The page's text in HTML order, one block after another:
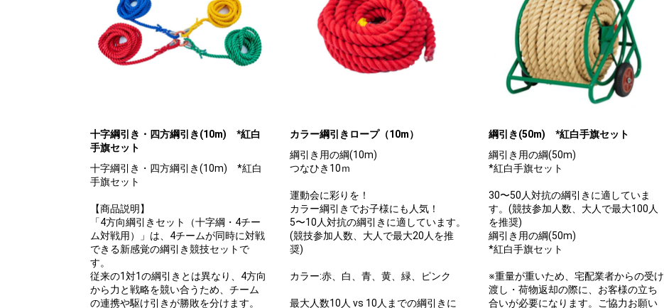
十字綱引き・四方綱引き(10m) *紅白
手旗セット
十字綱引き・四方綱引き(10m) *紅白
手旗セット
【商品説明】
「4方向綱引きセット（十字綱・4チー
ム対戦用）」は、4チームが同時に対戦
できる新感覚の綱引き競技セットで
す。
従来の1対1の綱引きとは異なり、4方向
から力と戦略を競い合うため、チーム
の連携や駆け引きが勝敗を分けます。
カラー綱引きロープ（10m）
綱引き用の綱(10m)
つなひき10ｍ
運動会に彩りを！
カラー綱引きでお子様にも人気！
5〜10人対抗の綱引きに適しています。
(競技参加人数、大人で最大20人を推
奨)
カラー:赤、白、青、黄、緑、ピンク
最大人数10人 vs 10人までの綱引きに
綱引き(50m) *紅白手旗セット
綱引き用の綱(50m)
*紅白手旗セット
30〜50人対抗の綱引きに適していま
す。(競技参加人数、大人で最大100人
を推奨)
綱引き用の綱(50m)
*紅白手旗セット
※重量が重いため、宅配業者からの受け
渡し・荷物返却の際に、お客様の立ち
合いが必要になります。ご協力お願い